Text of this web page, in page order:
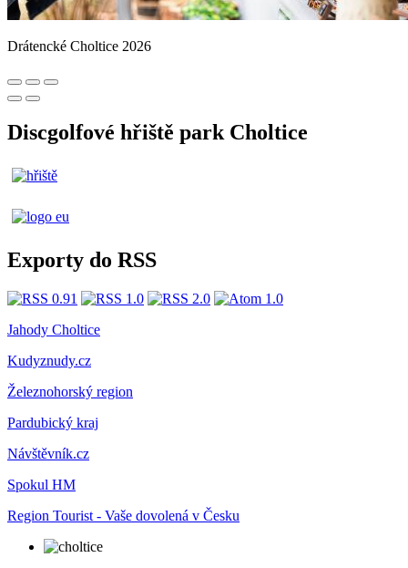
Drátencké Choltice 2026
Discgolfové hřiště park Choltice
Exporty do RSS
Jahody Choltice
Kudyznudy.cz
Železnohorský region
Pardubický kraj
Návštěvník.cz
Spokul HM
Region Tourist - Vaše dovolená v Česku